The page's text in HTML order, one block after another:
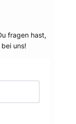
fragen hast,
uns!